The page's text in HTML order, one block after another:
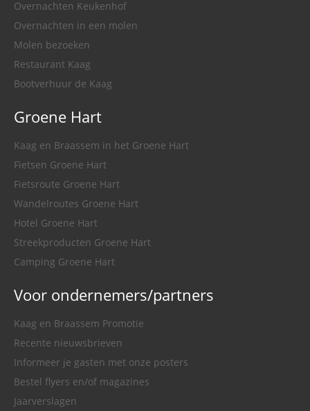
Overnachten Keukenhof
Overnachten in een molen
Molen bezoeken
Restaurant Kaag
Bootverhuur de Kaag
Groene Hart
Kaag en Braassem in het Groene Hart
Fietsen Groene Hart
Fietsroute Groene Hart
Wandelroutes Groene Hart
Hotel Groene Hart
Streekproducten Groene Hart
Camping Groene Hart
Voor ondernemers/partners
Kaag en Braassem Promotie
Recente nieuwsbrieven
Informeer je gasten met onze posters
Bestel flyers en/of magazines
Jaarverslagen